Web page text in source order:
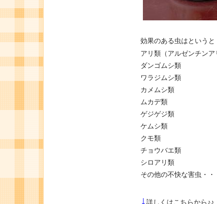
効果のある虫はというと
アリ類（アルゼンチンア
ダンゴムシ類
ワラジムシ類
カメムシ類
ムカデ類
ゲジゲジ類
ケムシ類
クモ類
チョウバエ類
シロアリ類
その他の不快な害虫・
↓詳しくはこちらから♪♪